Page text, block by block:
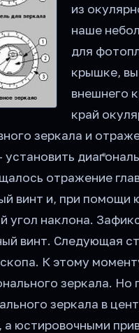
из
наше
для
крышке,
внешнего
край
зеркала и
установить
отражение
винт и, при помощи
угол наклона.
винт. Следующая
К этому
зеркала. Но
зеркала в
а юстировочными